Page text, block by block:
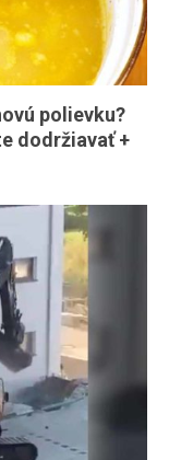
polievku?
dodržiavať +